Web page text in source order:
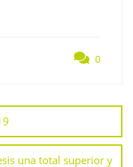
0
una total superior y